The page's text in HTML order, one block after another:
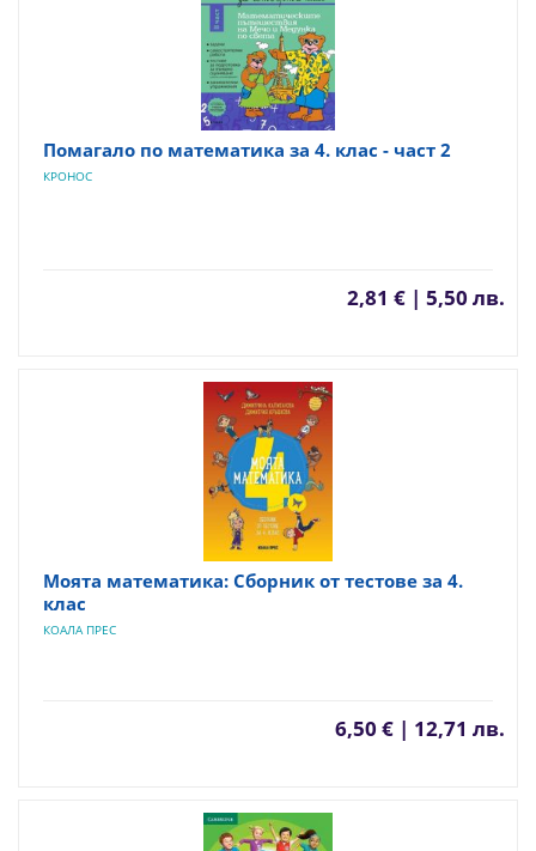
Помагало по математика за 4. клас - част 2
КРОНОС
2,81 € | 5,50 лв.
Моята математика: Сборник от тестове за 4.
клас
КОАЛА ПРЕС
6,50 € | 12,71 лв.